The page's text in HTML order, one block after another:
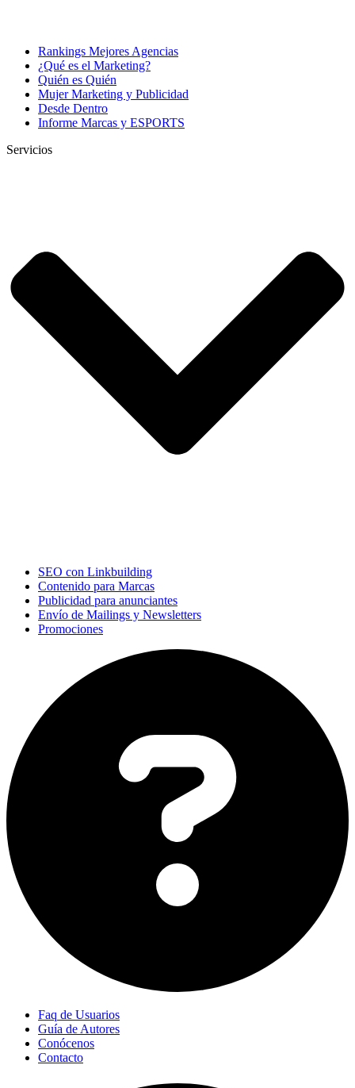
Rankings Mejores Agencias
¿Qué es el Marketing?
Quién es Quién
Mujer Marketing y Publicidad
Desde Dentro
Informe Marcas y ESPORTS
Servicios
SEO con Linkbuilding
Contenido para Marcas
Publicidad para anunciantes
Envío de Mailings y Newsletters
Promociones
Faq de Usuarios
Guía de Autores
Conócenos
Contacto